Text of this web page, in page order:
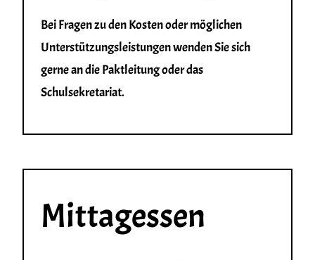
Bei Fragen zu den Kosten oder möglichen
Unterstützungsleistungen wenden Sie sich
gerne an die Paktleitung oder das
Schulsekretariat.
Mittagessen